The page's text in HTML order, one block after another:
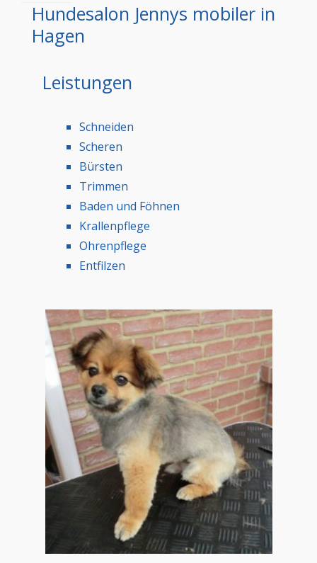
Hundesalon Jennys mobiler in
Hagen
Leistungen
Schneiden
Scheren
Bürsten
Trimmen
Baden und Föhnen
Krallenpflege
Ohrenpflege
Entfilzen